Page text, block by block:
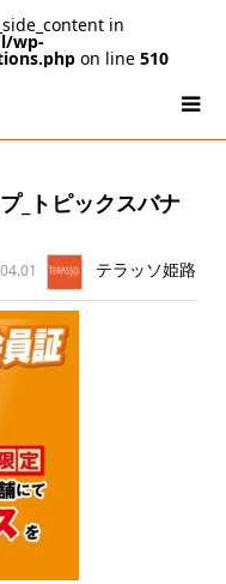
in
wp-
on line 510
_トピックスバナ
テラッソ姫路